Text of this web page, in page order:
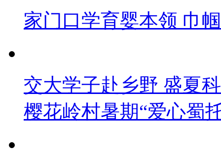
家门口学育婴本领 巾
交大学子赴乡野 盛夏
樱花岭村暑期“爱心蜀